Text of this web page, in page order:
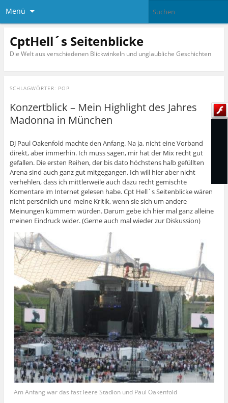
Menü
CptHell´s Seitenblicke
Die Welt aus verschiedenen Blickwinkeln und unglaubliche Geschichten
SCHLAGWÖRTER: POP
Konzertblick – Mein Highlight des Jahres
Madonna in München
DJ Paul Oakenfold machte den Anfang. Na ja, nicht eine Vorband
direkt, aber immerhin. Ich muss sagen, mir hat der Mix recht gut
gefallen. Die ersten Reihen, der bis dato höchstens halb gefüllten
Arena sind auch ganz gut mitgegangen. Ich will hier aber nicht
verhehlen, dass ich mittlerweile auch dazu recht gemischte
Komentare im Internet gelesen habe. Cpt Hell´s Seitenblicke wären
nicht persönlich und meine Kritik, wenn sie sich um andere
Meinungen kümmern würden. Darum gebe ich hier mal ganz alleine
meinen Eindruck wider. (Gerne auch mal wieder zur Diskussion)
Am Anfang war das fast leere Stadion und Paul Oakenfold